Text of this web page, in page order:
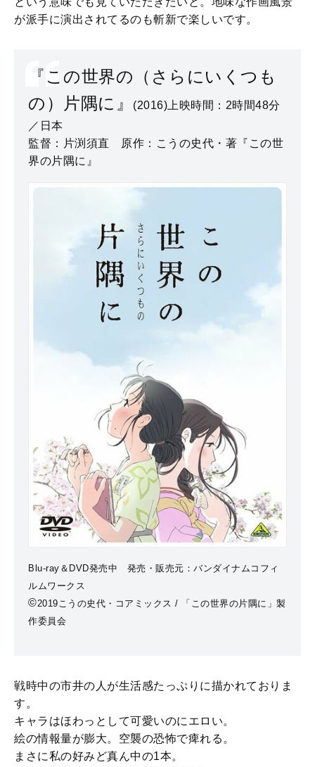
が派手に演出されてるのも斬新で楽しいです。
『この世界の（さらにいくつも
の）片隅に』
(2016)上映時間：2時間48分
／日本
監督：片渕須直 原作：こうの史代・著『この世
界の片隅に』
Blu-ray＆DVD発売中 発売・販売元：バンダイナムコフィ
ルムワークス
©2019こうの史代・コアミックス / 「この世界の片隅に」製
作委員会
戦時中の市井の人が生活感たっぷりに描かれておりま
す。
キャラはほわっとして可愛いのにエロい。
絵の情報量が膨大。空襲の恐怖で痺れる。
まさに私の好みど真ん中の1本。